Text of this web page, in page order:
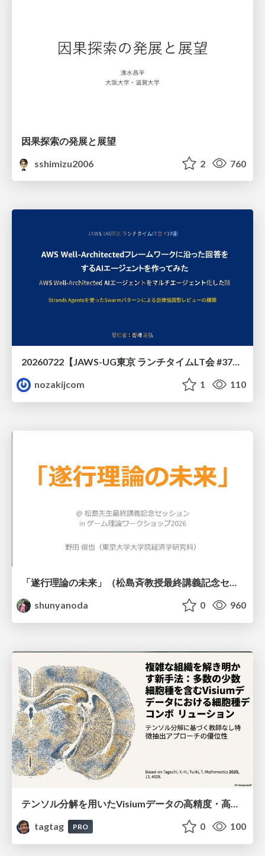
因果探索の発展と展望
sshimizu2006
2 760
20260722【JAWS-UG東京 ランチタイムLT会 #37④】AWS Well-Architectedフレームワークに沿った回答をするAIエージェントを作ってみた
nozakijcom
1 110
「遂行理論の未来」（松島斉教授最終講義記念セッションの発表資料）
shunyanoda
0 960
tagtag
PRO 0 100